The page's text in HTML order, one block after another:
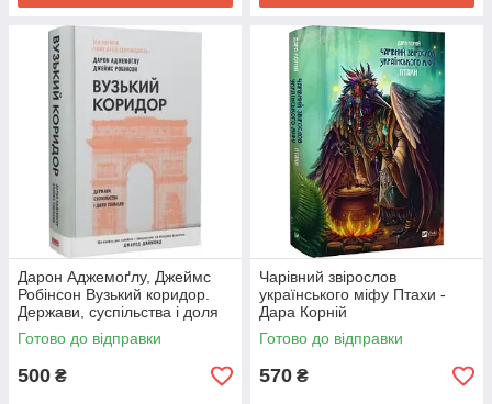
Дарон Аджемоґлу, Джеймс
Робінсон Вузький коридор.
Держави, суспільства і доля
свободи (оновл. вид.).
Готово до відправки
500 ₴
Чарівний звірослов
українського міфу Птахи -
Дара Корній
Готово до відправки
570 ₴